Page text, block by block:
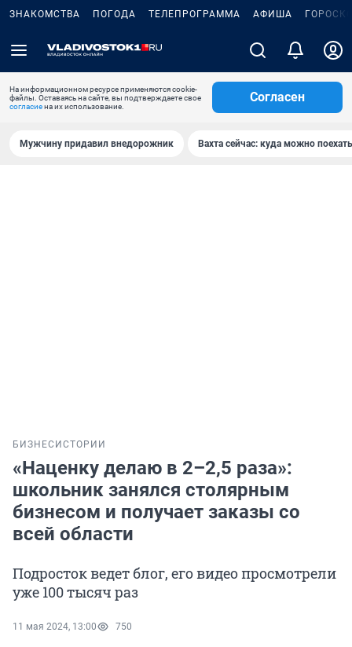
ЗНАКОМСТВА ПОГОДА ТЕЛЕПРОГРАММА АФИША
На информационном ресурсе применяются cookie-
файлы. Оставаясь на сайте, вы подтверждаете свое
согласиена их использование.
Согласен
Мужчину придавил внедорожник Вахта сейчас: куда можно
БИЗНЕС ИСТОРИИ
«Наценку делаю в 2–2,5 раза»:
школьник занялся столярным
бизнесом и получает заказы со
всей области
Подросток ведет блог, его видео просмотрели
уже 100 тысяч раз
11 мая 2024, 13:00 750